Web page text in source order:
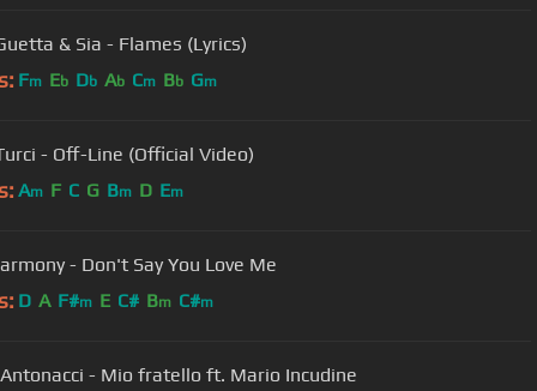
& Sia - Flames (Lyrics)
Fm Eb Db Ab Cm Bb Gm
- Off-Line (Official Video)
Am F C G Bm D Em
- Don't Say You Love Me
D A F#m E C# Bm C#m
- Mio fratello ft. Mario Incudine